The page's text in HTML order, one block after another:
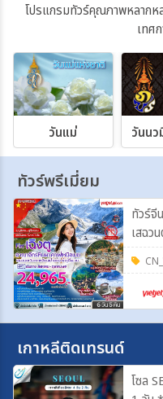
โปรแกรมทัวร์คุณภาพหลากห
เทศ
วันแม่
ทัวร์พรีเมี่ยม
ทัวร์จี
เสฉว
ชวน
เกาหลีติดเทรนด์
โซล